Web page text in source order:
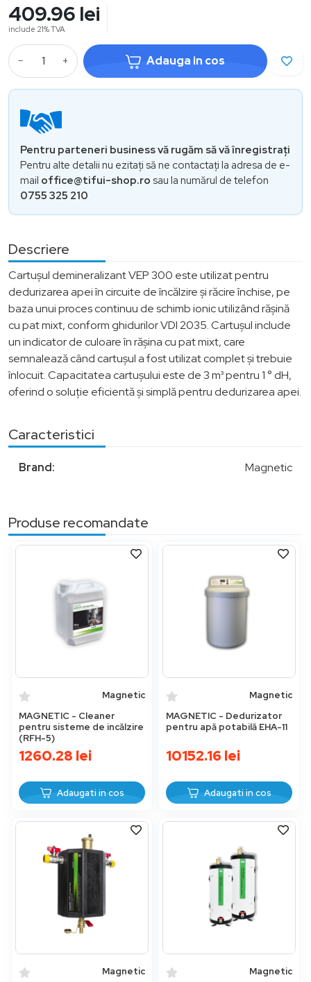
409.96 lei
include 21% TVA
− + Adauga in cos
Pentru parteneri business vă rugăm să vă înregistrați
Pentru alte detalii nu ezitați să ne contactați la adresa de e-
mail office@tifui-shop.ro sau la numărul de telefon
0755 325 210
Descriere
Cartușul demineralizant VEP 300 este utilizat pentru
dedurizarea apei în circuite de încălzire și răcire închise, pe
baza unui proces continuu de schimb ionic utilizând rășină
cu pat mixt, conform ghidurilor VDI 2035. Cartușul include
un indicator de culoare în rășina cu pat mixt, care
semnalează când cartușul a fost utilizat complet și trebuie
înlocuit. Capacitatea cartușului este de 3 m³ pentru 1 ° dH,
oferind o soluție eficientă și simplă pentru dedurizarea apei.
Caracteristici
Brand: Magnetic
Produse recomandate
Magnetic
MAGNETIC - Cleaner
pentru sisteme de incălzire
(RFH-5)
1260.28 lei
Adaugati in cos
Magnetic
MAGNETIC - Dedurizator
pentru apă potabilă EHA-11
10152.16lei
Adaugati in cos
Magnetic Magnetic